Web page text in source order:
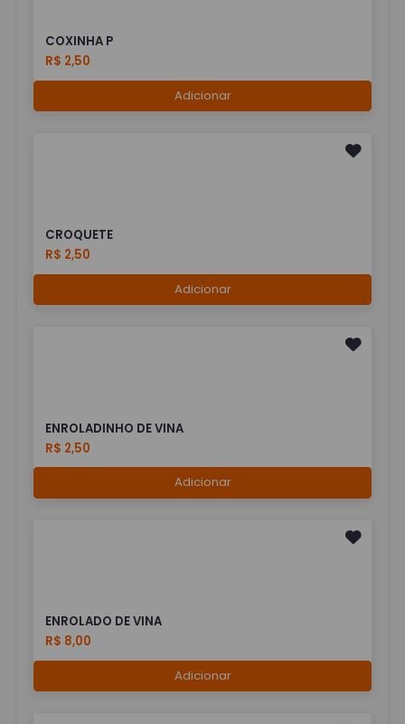
COXINHA P
R$ 2,50
Adicionar
CROQUETE
R$ 2,50
Adicionar
ENROLADINHO DE VINA
R$ 2,50
Adicionar
ENROLADO DE VINA
R$ 8,00
Adicionar